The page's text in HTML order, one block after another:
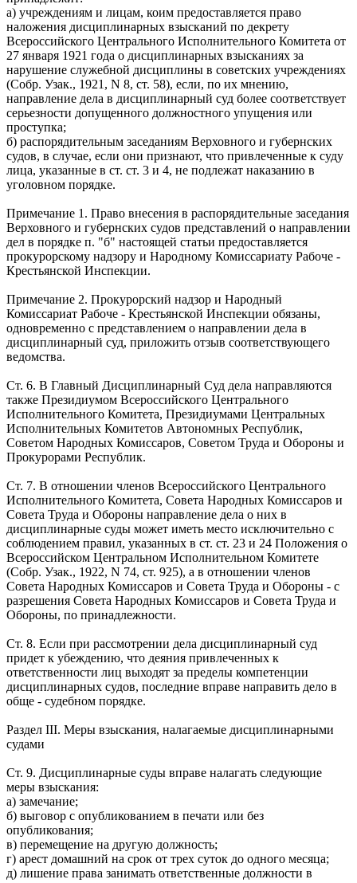
а) учреждениям и лицам, коим предоставляется право
наложения дисциплинарных взысканий по декрету
Всероссийского Центрального Исполнительного Комитета от
27 января 1921 года о дисциплинарных взысканиях за
нарушение служебной дисциплины в советских учреждениях
(Собр. Узак., 1921, N 8, ст. 58), если, по их мнению,
направление дела в дисциплинарный суд более соответствует
серьезности допущенного должностного упущения или
проступка;
б) распорядительным заседаниям Верховного и губернских
судов, в случае, если они признают, что привлеченные к суду
лица, указанные в ст. ст. 3 и 4, не подлежат наказанию в
уголовном порядке.
Примечание 1. Право внесения в распорядительные заседания
Верховного и губернских судов представлений о направлении
дел в порядке п. "б" настоящей статьи предоставляется
прокурорскому надзору и Народному Комиссариату Рабоче -
Крестьянской Инспекции.
Примечание 2. Прокурорский надзор и Народный
Комиссариат Рабоче - Крестьянской Инспекции обязаны,
одновременно с представлением о направлении дела в
дисциплинарный суд, приложить отзыв соответствующего
ведомства.
Ст. 6. В Главный Дисциплинарный Суд дела направляются
также Президиумом Всероссийского Центрального
Исполнительного Комитета, Президиумами Центральных
Исполнительных Комитетов Автономных Республик,
Советом Народных Комиссаров, Советом Труда и Обороны и
Прокурорами Республик.
Ст. 7. В отношении членов Всероссийского Центрального
Исполнительного Комитета, Совета Народных Комиссаров и
Совета Труда и Обороны направление дела о них в
дисциплинарные суды может иметь место исключительно с
соблюдением правил, указанных в ст. ст. 23 и 24 Положения о
Всероссийском Центральном Исполнительном Комитете
(Собр. Узак., 1922, N 74, ст. 925), а в отношении членов
Совета Народных Комиссаров и Совета Труда и Обороны - с
разрешения Совета Народных Комиссаров и Совета Труда и
Обороны, по принадлежности.
Ст. 8. Если при рассмотрении дела дисциплинарный суд
придет к убеждению, что деяния привлеченных к
ответственности лиц выходят за пределы компетенции
дисциплинарных судов, последние вправе направить дело в
обще - судебном порядке.
Раздел III. Меры взыскания, налагаемые дисциплинарными
судами
Ст. 9. Дисциплинарные суды вправе налагать следующие
меры взыскания:
а) замечание;
б) выговор с опубликованием в печати или без
опубликования;
в) перемещение на другую должность;
г) арест домашний на срок от трех суток до одного месяца;
д) лишение права занимать ответственные должности в